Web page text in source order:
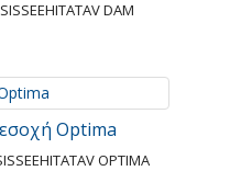
DAM
Optima
OPTIMA